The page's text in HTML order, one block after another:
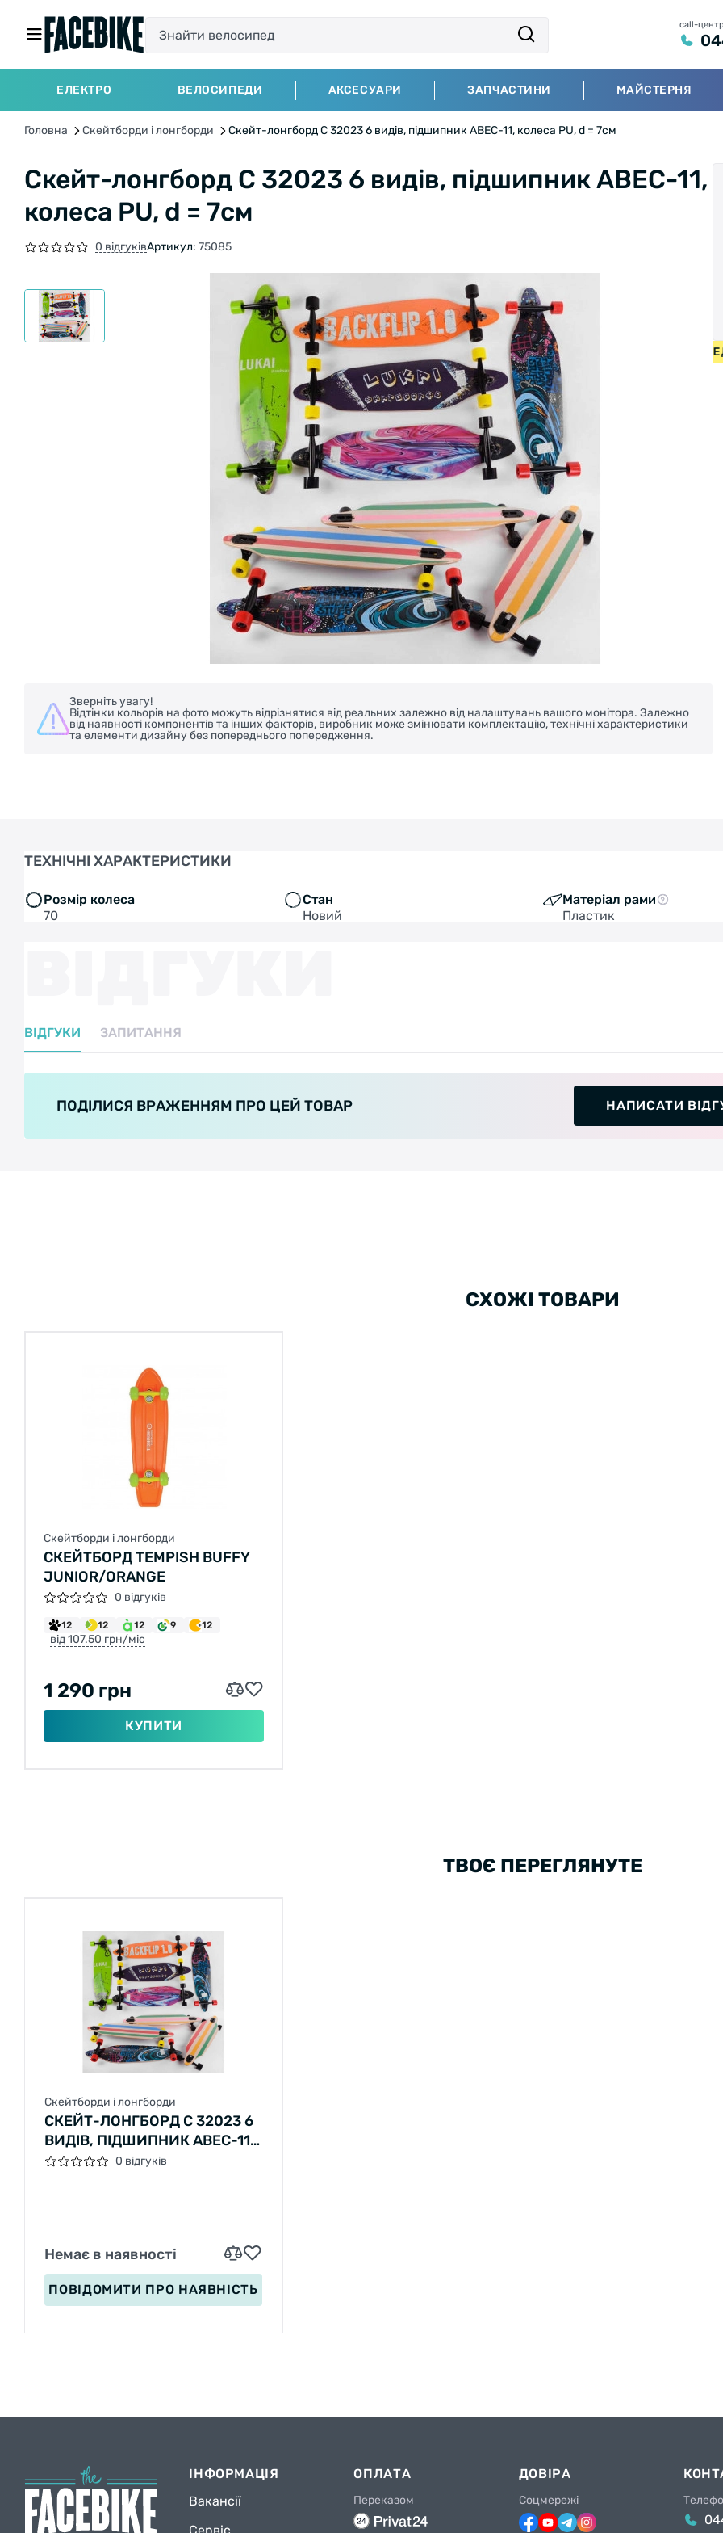
call-
ЕЛЕКТРО ВЕЛОСИПЕДИ АКСЕСУАРИ ЗАПЧАСТИНИ МАЙСТЕРНЯ
Головна Скейтборди і лонгборди Скейт-лонгборд С 32023 6 видів, підшипник АВЕС-11, колеса PU, d = 7см
Скейт-лонгборд С 32023 6 видів, підшипник АВЕС-11,
колеса PU, d = 7см
0 відгуківАртикул: 75085
Зверніть увагу!
Відтінки кольорів на фото можуть відрізнятися від реальних залежно від налаштувань вашого монітора. Залежно
від наявності компонентів та інших факторів, виробник може змінювати комплектацію, технічні характеристики
та елементи дизайну без попереднього попередження.
БЕЗКОШТОВНА ДОСТАВКА НА ВЕЛОСИПЕДИ ВІД 2000 ГРН • БЕЗКОШТОВНА ДОСТАВКА НА
ТЕХНІЧНІ ХАРАКТЕРИСТИКИ
Розмір колеса
70
Стан
Новий
Матеріал рами
Пластик
ВІДГУКИ ЗАПИТАННЯ
ПОДІЛИСЯ ВРАЖЕННЯМ ПРО ЦЕЙ ТОВАР НАПИСАТИ
СХОЖІ ТОВАРИ
Скейтборди і лонгборди
СКЕЙТБОРД TEMPISH BUFFY
JUNIOR/ORANGE
0 відгуків
12 12 12 9 12
від 107.50 грн/міс
1 290 грн
КУПИТИ
ТВОЄ ПЕРЕГЛЯНУТЕ
Скейтборди і лонгборди
СКЕЙТ-ЛОНГБОРД С 32023 6
ВИДІВ, ПІДШИПНИК АВЕС-11,
КОЛЕСА PU, D = 7СМ
0 відгуків
Немає в наявності
ПОВІДОМИТИ ПРО НАЯВНІСТЬ
ІНФОРМАЦІЯ
Вакансії
ОПЛАТА
Переказом
ДОВІРА
Соцмережі